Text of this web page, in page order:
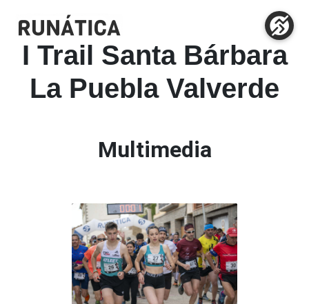
I Trail Santa Bárbara
La Puebla Valverde
Multimedia
27